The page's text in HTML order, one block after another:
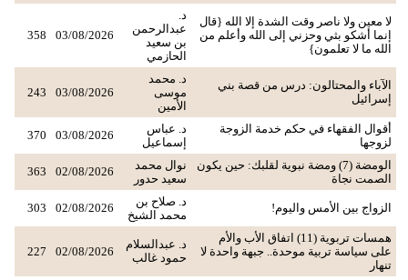
لا معين ولا ناصر وقت الشدة إلا الله {قال
إنما أشكو بثي وحزني إلى الله وأعلم من
الله ما لا تعلمون}
د.
عبدالرحمن
بن سعيد
الحازمي
03/08/2026
358
الآباء والمحتالون: درس من قصة بني
إسرائيل
د. محمد
موسى
الأمين
03/08/2026
243
أقوال الفقهاء في حكم خدمة الزوجة
لزوجها
د. عباس
إسماعيل
03/08/2026
370
الومضة (7) ومضة نبوية لقلبك: حين يكون
الصمت نجاة
نوال محمد
سعيد حدور
02/08/2026
363
الزواج بين الأمس واليوم!
د. صلاح بن
محمد الشيخ
02/08/2026
303
همسات تربوية (11) اتفاق الأب والأم
على سياسة تربية موحدة.. جبهة واحدة لا
تنهار
د. عبدالسلام
حمود غالب
02/08/2026
227